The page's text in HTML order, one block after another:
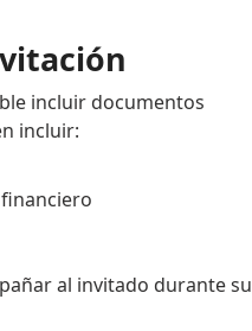
incluir documentos
incluir:
al invitado durante su